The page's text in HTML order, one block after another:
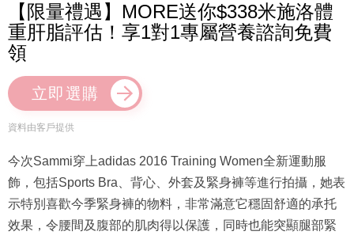
【限量禮遇】MORE送你$338米施洛體
重肝脂評估！享1對1專屬營養諮詢免費
領
立即選購
資料由客戶提供
今次Sammi穿上adidas 2016 Training Women全新運動服
飾，包括Sports Bra、背心、外套及緊身褲等進行拍攝，她表
示特別喜歡今季緊身褲的物料，非常滿意它穩固舒適的承托
效果，令腰間及腹部的肌肉得以保護，同時也能突顯腿部緊